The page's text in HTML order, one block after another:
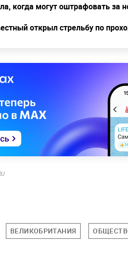
когда могут оштрафовать за
открыл стрельбу по
ВЕЛИКОБРИТАНИЯ